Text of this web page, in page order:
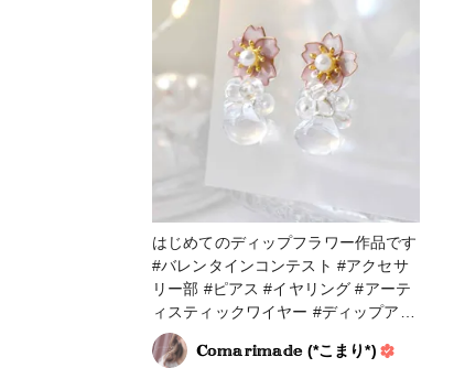
はじめてのディップフラワー作品です
#バレンタインコンテスト #アクセサ
リー部 #ピアス #イヤリング #アーテ
ィスティックワイヤー #ディップアー
ト #アメリカンフラワー #パーツアク
セサリー #フラワークラフト
𝐂𝕠𝕞𝕒𝕣𝕚𝕞𝕒𝕕𝕖 (*こまり*)